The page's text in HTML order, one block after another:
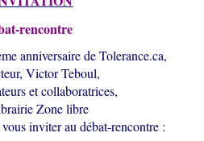
rencontre
anniversaire de Tolerance.ca,
Victor Teboul,
et collaboratrices,
Zone libre
inviter au débat-rencontre :